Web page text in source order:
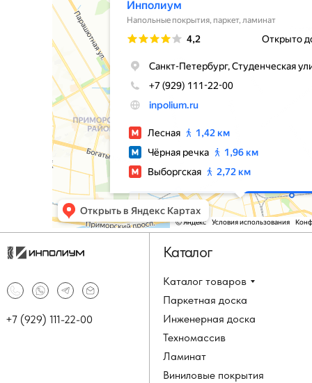
Каталог товаров
Паркетная доска
Инженерная доска
Техномассив
+7 (929) 111-22-00
Каталог
Ламинат
Виниловые покрытия